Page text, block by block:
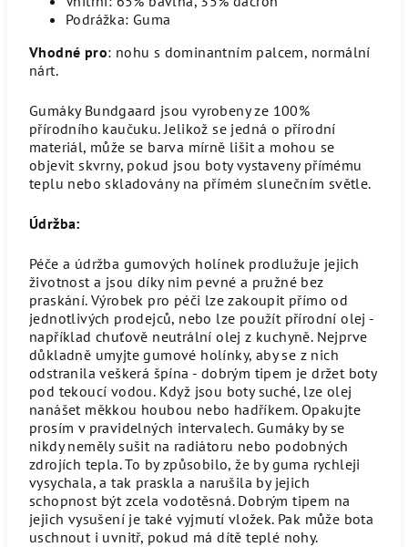
Podrážka: Guma
Vhodné pro: nohu s dominantním palcem, normální
nárt.
Gumáky Bundgaard jsou vyrobeny ze 100%
přírodního kaučuku. Jelikož se jedná o přírodní
materiál, může se barva mírně lišit a mohou se
objevit skvrny, pokud jsou boty vystaveny přímému
teplu nebo skladovány na přímém slunečním světle.
Údržba:
Péče a údržba gumových holínek prodlužuje jejich
životnost a jsou díky nim pevné a pružné bez
praskání. Výrobek pro péči lze zakoupit přímo od
jednotlivých prodejců, nebo lze použít přírodní olej -
například chuťově neutrální olej z kuchyně. Nejprve
důkladně umyjte gumové holínky, aby se z nich
odstranila veškerá špína - dobrým tipem je držet boty
pod tekoucí vodou. Když jsou boty suché, lze olej
nanášet měkkou houbou nebo hadříkem. Opakujte
prosím v pravidelných intervalech. Gumáky by se
nikdy neměly sušit na radiátoru nebo podobných
zdrojích tepla. To by způsobilo, že by guma rychleji
vysychala, a tak praskla a narušila by jejich
schopnost být zcela vodotěsná. Dobrým tipem na
jejich vysušení je také vyjmutí vložek. Pak může bota
uschnout i uvnitř, pokud má dítě teplé nohy.